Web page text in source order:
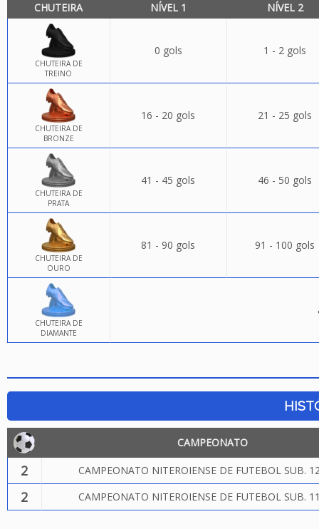
CHUTEIRA NÍVEL 1 NÍVEL 2
CHUTEIRA DE
TREINO
0 gols 1 - 2 gols
CHUTEIRA DE
BRONZE
16 - 20 gols 21 - 25 gols
CHUTEIRA DE
PRATA
41 - 45 gols 46 - 50 gols
CHUTEIRA DE
OURO
81 - 90 gols 91 - 100 gols
CHUTEIRA DE
DIAMANTE
CAMPEONATO
2 CAMPEONATO NITEROIENSE DE FUTEBOL SUB.
2 CAMPEONATO NITEROIENSE DE FUTEBOL SUB.